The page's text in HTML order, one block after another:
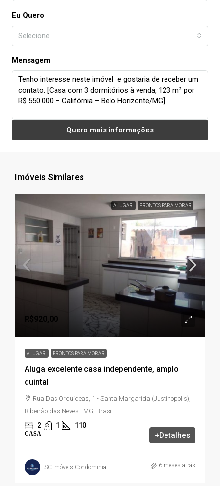
Eu Quero
Selecione
Mensagem
Quero mais informações
Imóveis Similares
ALUGAR PRONTOS PARA MORAR
R$920,00
ALUGAR PRONTOS PARA MORAR
Aluga excelente casa independente, amplo
quintal
Rua Das Orquídeas, 1 - Santa Margarida (Justinopolis),
Ribeirão das Neves - MG, Brasil
2 1 110
CASA +Detalhes
SC.Imóveis Condominial 6 meses atrás